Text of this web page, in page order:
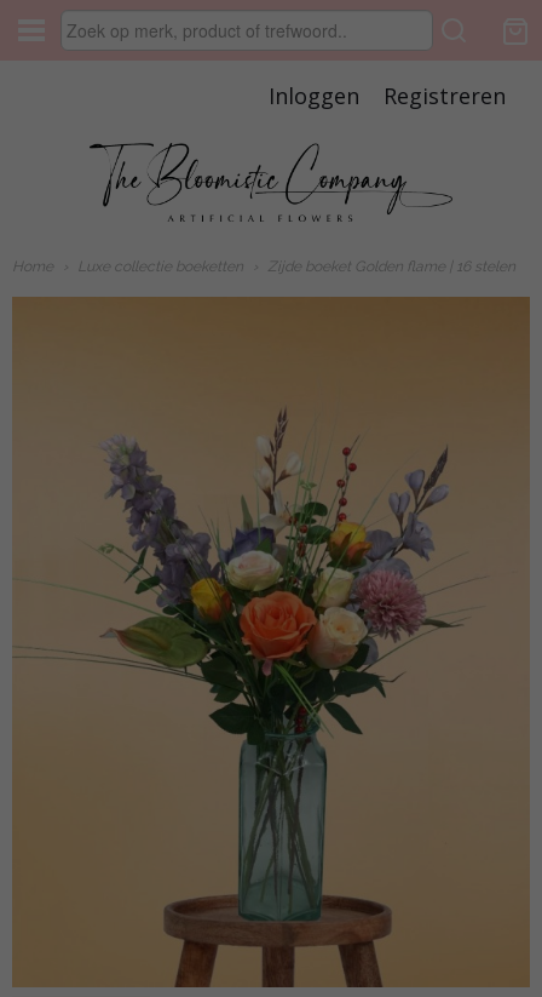
Inloggen Registreren
Home Luxe collectie boeketten Zijde boeket Golden flame | 16 stelen